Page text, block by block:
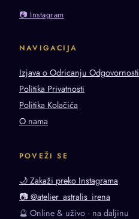
📷 Instagram
NAVIGACIJA
Izjava o Odricanju Odgovornosti
Politika Privatnosti
Politika Kolačića
O nama
POVEŽI SE
🌙 Zakaži preko Instagrama
📷 @atelier_astralis_irena
🔮 Online & uživo · na daljinu